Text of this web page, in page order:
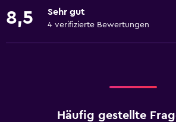
8,5 Sehr gut
4 verifizierte Bewertungen
Häufig gestellte